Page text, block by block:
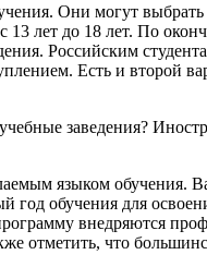
Они могут
лет до 18 лет. По
Российским
Есть и второй
заведения?
языком обучения.
год обучения для
внедряются
отметить, что